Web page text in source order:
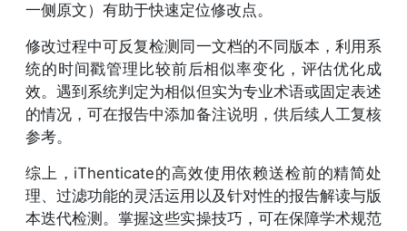
一侧原文）有助于快速定位修改点。
修改过程中可反复检测同一文档的不同版本，利用系
统的时间戳管理比较前后相似率变化，评估优化成
效。遇到系统判定为相似但实为专业术语或固定表述
的情况，可在报告中添加备注说明，供后续人工复核
参考。
综上，iThenticate的高效使用依赖送检前的精简处
理、过滤功能的灵活运用以及针对性的报告解读与版
本迭代检测。掌握这些实操技巧，可在保障学术规范